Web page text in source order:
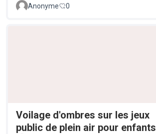
Anonyme
0
Voilage d'ombres sur les jeux
public de plein air pour enfants